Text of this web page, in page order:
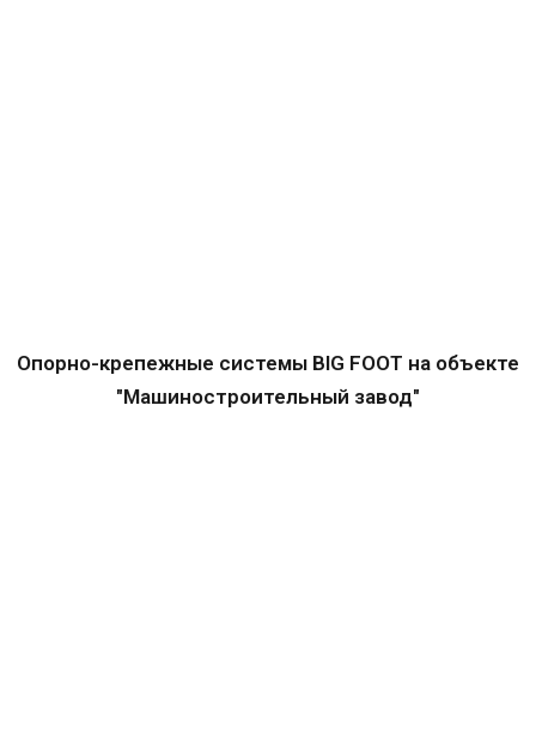
Опорно-крепежные системы BIG FOOT на объекте
"Машиностроительный завод"